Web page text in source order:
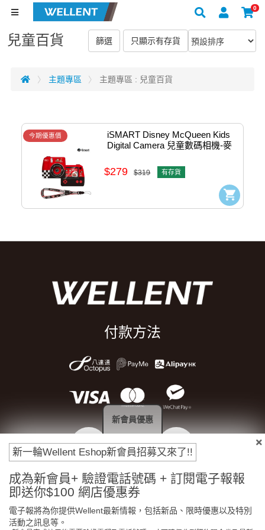
0
兒童百貨
主題專區 主題專區 : 兒童百貨
今期優惠價
iSMART Disney McQueen Kids
Digital Camera 兒童數碼相機-麥
$279 $319 有存貨
付款方法
門市免費自取 原裝行貨保證
新一輪Wellent Eshop新會員招募又來了!!
成為新會員+ 驗證電話號碼 + 訂閱電子報報
即送你$100 網店優惠券
電子報將為你提供Wellent最新情報，包括新品、限時優惠以及特別
活動之訊息等。
新會員優惠